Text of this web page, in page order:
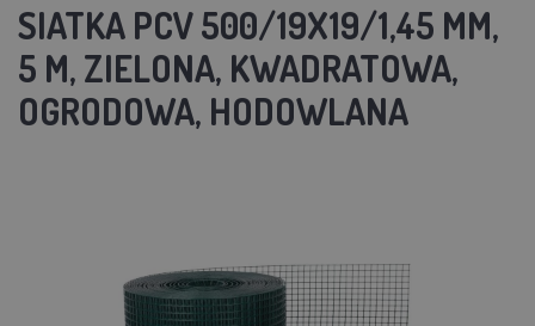
SIATKA PCV 500/19X19/1,45 MM,
5 M, ZIELONA, KWADRATOWA,
OGRODOWA, HODOWLANA